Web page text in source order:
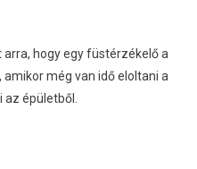
hogy egy füstérzékelő a
még van idő eloltani a
épületből.